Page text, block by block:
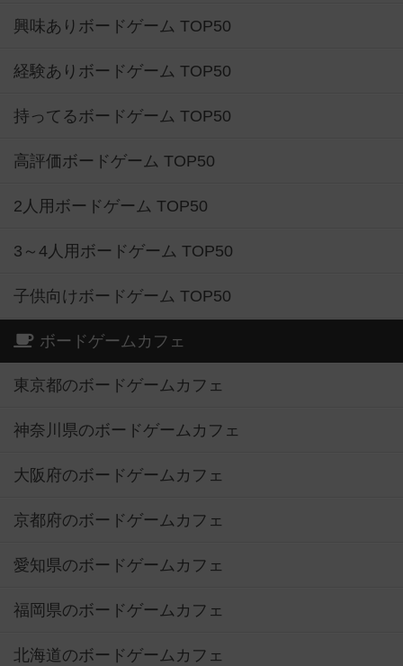
興味ありボードゲーム TOP50
経験ありボードゲーム TOP50
持ってるボードゲーム TOP50
高評価ボードゲーム TOP50
2人用ボードゲーム TOP50
3～4人用ボードゲーム TOP50
子供向けボードゲーム TOP50
ボードゲームカフェ
東京都のボードゲームカフェ
神奈川県のボードゲームカフェ
大阪府のボードゲームカフェ
京都府のボードゲームカフェ
愛知県のボードゲームカフェ
福岡県のボードゲームカフェ
北海道のボードゲームカフェ